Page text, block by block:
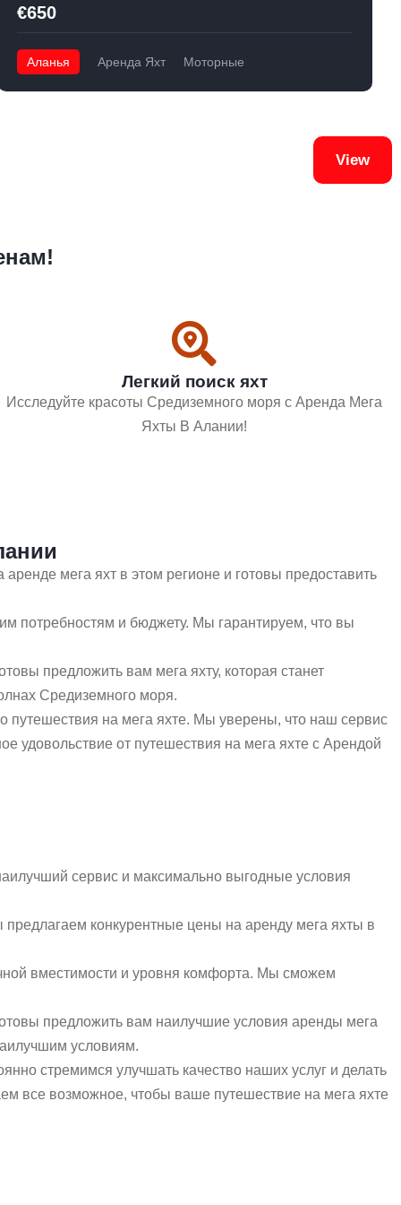
€650
Аланья Аренда Яхт Моторные
View
Легкий поиск яхт
Исследуйте красоты Средиземного моря с Аренда Мега
Яхты В Алании!
мега яхт в этом регионе и готовы предоставить
потребностям и бюджету. Мы гарантируем, что вы
предложить вам мега яхту, которая станет
Средиземного моря.
путешествия на мега яхте. Мы уверены, что наш сервис
удовольствие от путешествия на мега яхте с Арендой
сервис и максимально выгодные условия
конкурентные цены на аренду мега яхты в
вместимости и уровня комфорта. Мы сможем
предложить вам наилучшие условия аренды мега
условиям.
стремимся улучшать качество наших услуг и делать
все возможное, чтобы ваше путешествие на мега яхте